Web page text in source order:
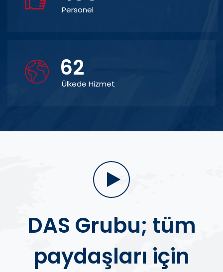
Personel
62
Ülkede Hizmet
DAS Grubu; tüm
paydaşları için